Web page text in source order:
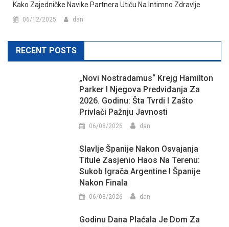
Kako Zajedničke Navike Partnera Utiču Na Intimno Zdravlje
06/12/2025 dan
RECENT POSTS
„Novi Nostradamus“ Krejg Hamilton
Parker I Njegova Predviđanja Za
2026. Godinu: Šta Tvrdi I Zašto
Privlači Pažnju Javnosti
06/08/2026 dan
Slavlje Španije Nakon Osvajanja
Titule Zasjenio Haos Na Terenu:
Sukob Igrača Argentine I Španije
Nakon Finala
06/08/2026 dan
Godinu Dana Plaćala Je Dom Za